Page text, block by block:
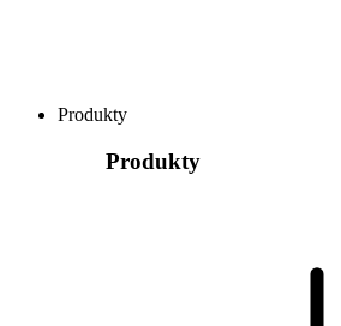
Produkty
Produkty